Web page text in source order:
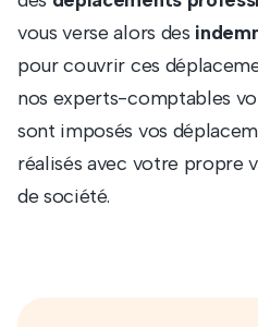
vous verse alors des
pour couvrir ces
nos experts-comptables
sont imposés vos
réalisés avec votre propre
de société.